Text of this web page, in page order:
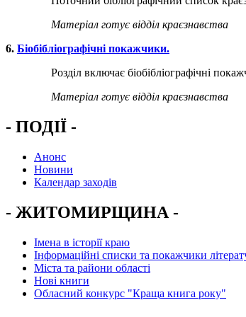
Матеріал готує відділ краєзнавства
​6. Біобібліографічні покажчики.
Розділ включає біобібліографічні
Матеріал готує відділ краєзнавства
- ПОДІЇ -
Анонс
Новини
Календар заходів
- ЖИТОМИРЩИНА -
Імена в історії краю
Інформаційні списки та покажчики
Міста та райони області
Нові книги
Обласний конкурс "Краща книга року"